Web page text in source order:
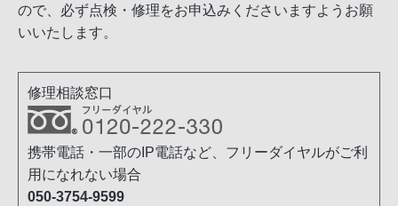
ので、必ず点検・修理をお申込みくださいますようお願
いいたします。
修理相談窓口
携帯電話・一部のIP電話など、フリーダイヤルがご利
用になれない場合
050-3754-9599